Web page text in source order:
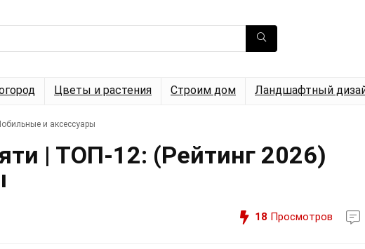
Цветы и растения Строим дом Ландшафтный
и аксессуары
| ТОП-12: (Рейтинг 2026)
18 Просмотров